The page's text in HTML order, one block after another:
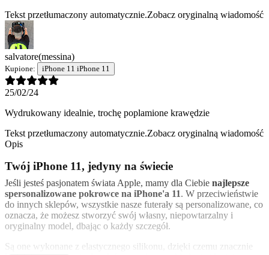
Tekst przetłumaczony automatycznie.Zobacz oryginalną wiadomość
salvatore(messina)
Kupione: iPhone 11 iPhone 11
25/02/24
Wydrukowany idealnie, trochę poplamione krawędzie
Tekst przetłumaczony automatycznie.Zobacz oryginalną wiadomość
Opis
Twój iPhone 11, jedyny na świecie
Jeśli jesteś pasjonatem świata Apple, mamy dla Ciebie najlepsze
spersonalizowane pokrowce na iPhone'a 11. W przeciwieństwie
do innych sklepów, wszystkie nasze futerały są personalizowane, co
oznacza, że możesz stworzyć swój własny, niepowtarzalny i
oryginalny model, dbając o każdy szczegół.
Są one wykonane z elastycznego silikonu, dzięki czemu znacznie